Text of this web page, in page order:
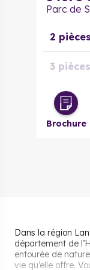
Parc de
2 pièces
3 pièces
4 pièces
Brochure
Dans la région
département de
entourée de
vie qu’elle offre.